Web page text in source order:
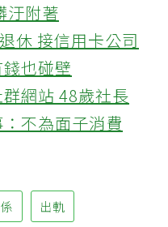
汙附著
休 接信用卡公司
也碰壁
網站 48歲社長
不為面子消費
出軌